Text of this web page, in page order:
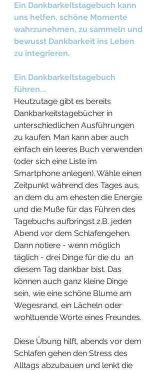
Ein Dankbarkeitstagebuch kann
uns helfen, schöne Momente
wahrzunehmen, zu sammeln und
bewusst Dankbarkeit ins Leben
zu integrieren.
Ein Dankbarkeitstagebuch
führen...
Heutzutage gibt es bereits
Dankbarkeitstagebücher in
unterschiedlichen Ausführungen
zu kaufen. Man kann aber auch
einfach ein leeres Buch verwenden
(oder sich eine Liste im
Smartphone anlegen). Wähle einen
Zeitpunkt während des Tages aus,
an dem du am ehesten die Energie
und die Muße für das Führen des
Tagebuchs aufbringst z.B. jeden
Abend vor dem Schlafengehen.
Dann notiere - wenn möglich
täglich - drei Dinge für die du  an
diesem Tag dankbar bist. Das
können auch ganz kleine Dinge
sein, wie eine schöne Blume am
Wegesrand, ein Lächeln oder
wohltuende Worte eines Freundes.
Diese Übung hilft, abends vor dem
Schlafen gehen den Stress des
Alltags abzubauen und lenkt die